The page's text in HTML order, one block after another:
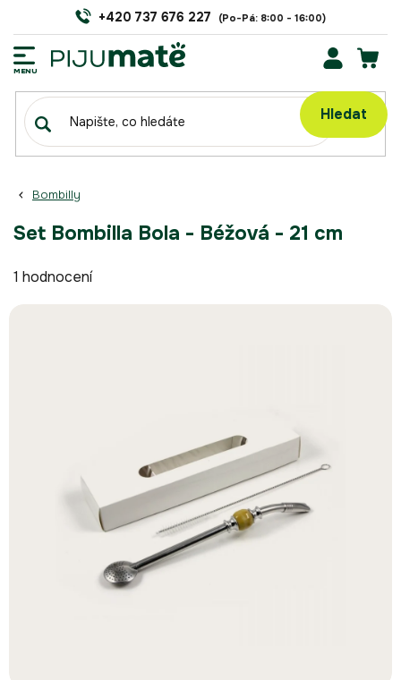
Hledat
+420 737 676 227
Bombilly
Set Bombilla Bola - Béžová - 21 cm
hodnocení
1 hodnocení